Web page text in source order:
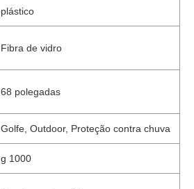
plástico
Fibra de vidro
68 polegadas
Golfe, Outdoor, Proteção contra chuva
g 1000